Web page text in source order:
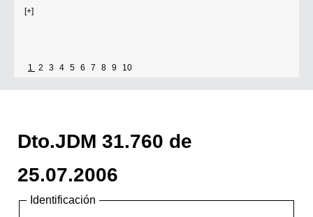
[+]
1 2 3 4 5 6 7 8 9 10
Dto.JDM 31.760 de
25.07.2006
Identificación